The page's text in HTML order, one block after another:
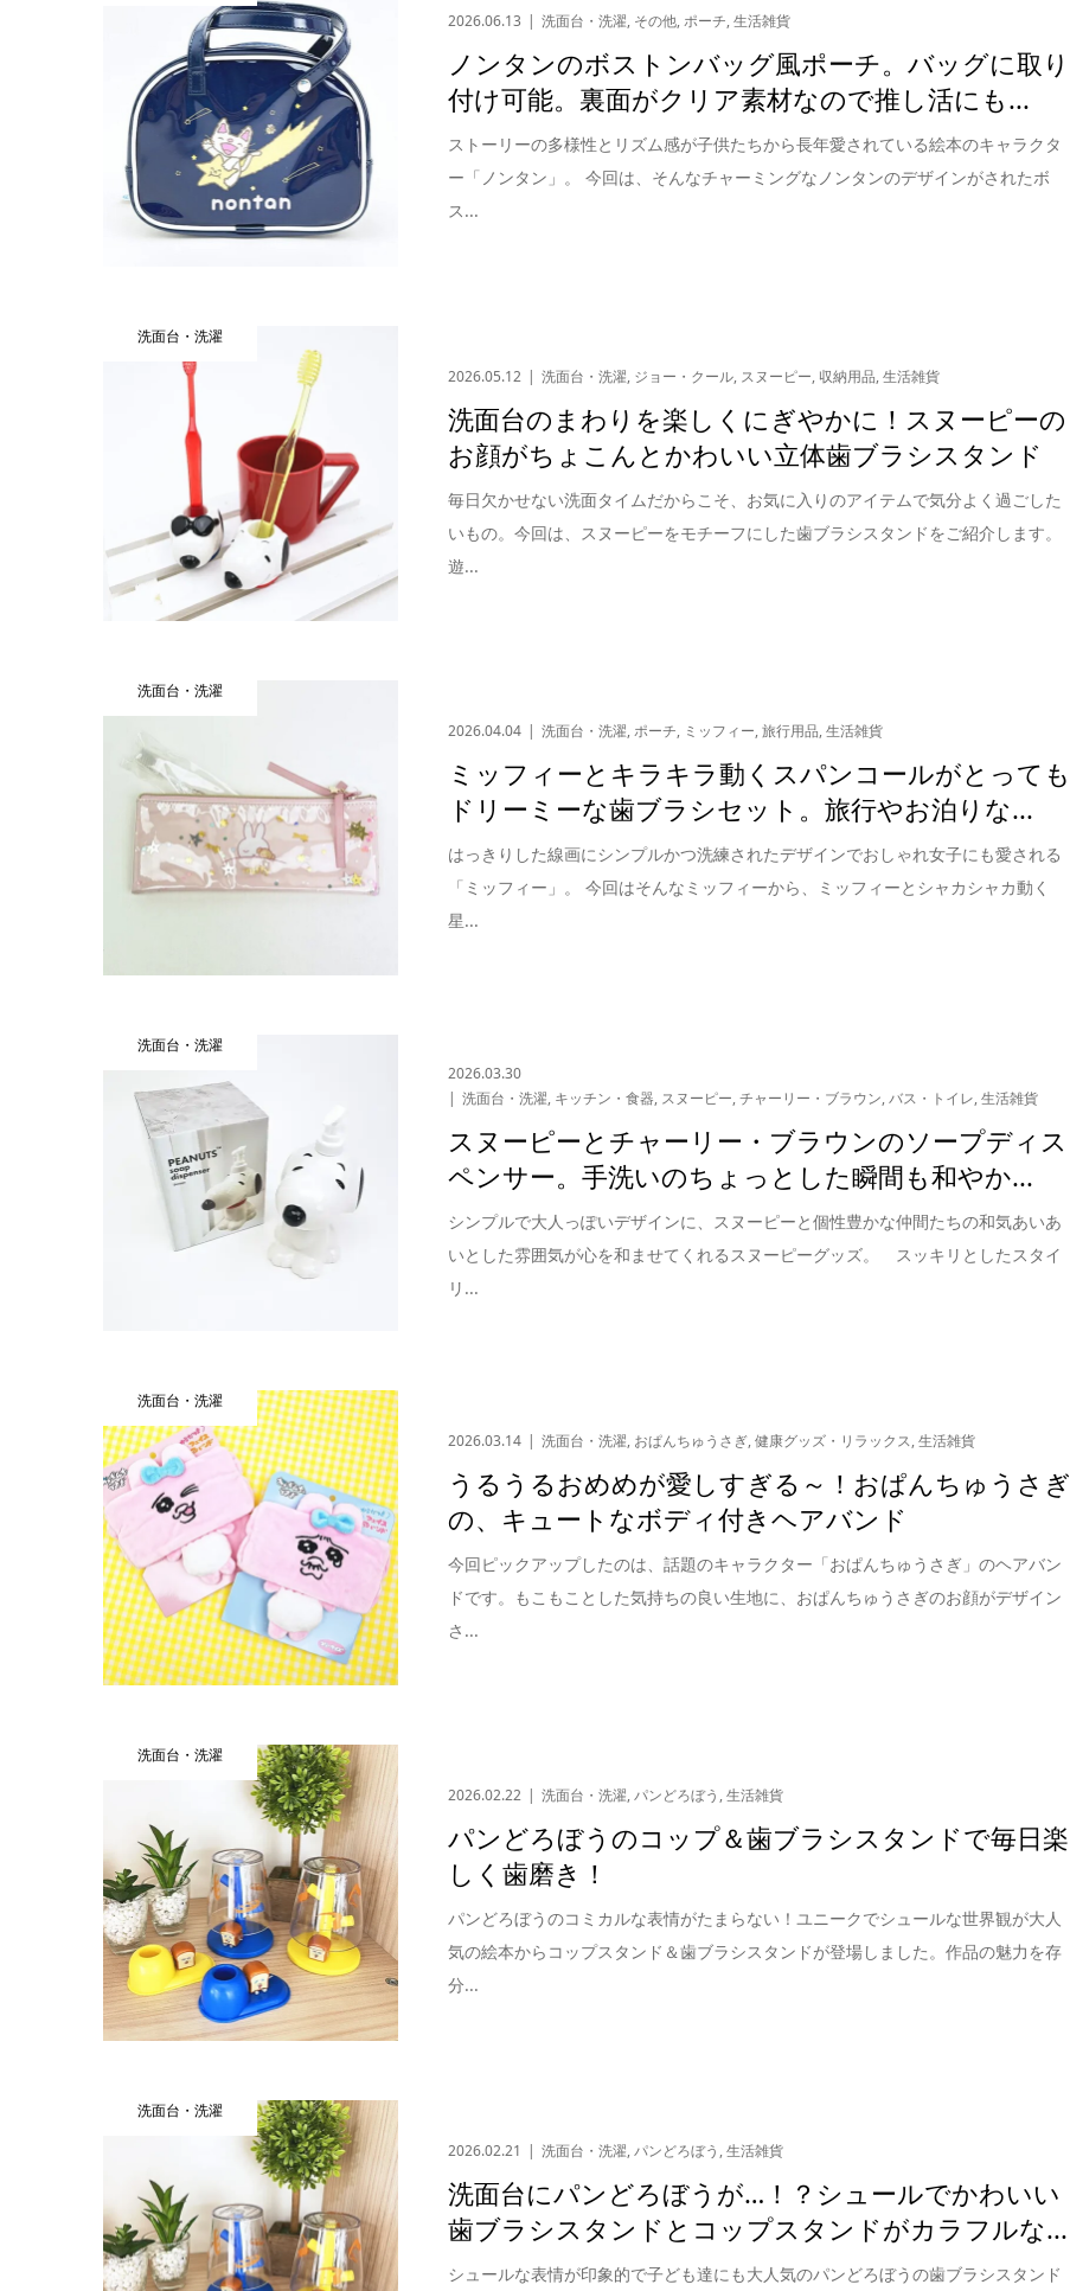
2026.06.13 洗面台・洗濯, その他,ポーチ,生活雑貨
ノンタンのボストンバッグ風ポーチ。バッグに取り
付け可能。裏面がクリア素材なので推し活にも...
ストーリーの多様性とリズム感が子供たちから長年愛されている絵本のキャラクタ
ー「ノンタン」。 今回は、そんなチャーミングなノンタンのデザインがされたボ
ス...
洗面台・洗濯
2026.05.12 洗面台・洗濯, ジョー・クール, スヌーピー, 収納用品,生活雑貨
洗面台のまわりを楽しくにぎやかに！スヌーピーの
お顔がちょこんとかわいい立体歯ブラシスタンド
毎日欠かせない洗面タイムだからこそ、お気に入りのアイテムで気分よく過ごした
いもの。今回は、スヌーピーをモチーフにした歯ブラシスタンドをご紹介します。
遊...
洗面台・洗濯
2026.04.04 洗面台・洗濯,ポーチ, ミッフィー,旅行用品,生活雑貨
ミッフィーとキラキラ動くスパンコールがとっても
ドリーミーな歯ブラシセット。旅行やお泊りな...
はっきりした線画にシンプルかつ洗練されたデザインでおしゃれ女子にも愛される
「ミッフィー」。 今回はそんなミッフィーから、ミッフィーとシャカシャカ動く
星...
洗面台・洗濯
2026.03.30
洗面台・洗濯, キッチン・食器, スヌーピー,チャーリー・ブラウン,バス・トイレ,生活雑貨
スヌーピーとチャーリー・ブラウンのソープディス
ペンサー。手洗いのちょっとした瞬間も和やか...
シンプルで大人っぽいデザインに、スヌーピーと個性豊かな仲間たちの和気あいあ
いとした雰囲気が心を和ませてくれるスヌーピーグッズ。 スッキリとしたスタイ
リ...
洗面台・洗濯
2026.03.14 洗面台・洗濯, おぱんちゅうさぎ,健康グッズ・リラックス,生活雑貨
うるうるおめめが愛しすぎる～！おぱんちゅうさぎ
の、キュートなボディ付きヘアバンド
今回ピックアップしたのは、話題のキャラクター「おぱんちゅうさぎ」のヘアバン
ドです。もこもことした気持ちの良い生地に、おぱんちゅうさぎのお顔がデザイン
さ...
洗面台・洗濯
2026.02.22 洗面台・洗濯,パンどろぼう,生活雑貨
パンどろぼうのコップ＆歯ブラシスタンドで毎日楽
しく歯磨き！
パンどろぼうのコミカルな表情がたまらない！ユニークでシュールな世界観が大人
気の絵本からコップスタンド＆歯ブラシスタンドが登場しました。作品の魅力を存
分...
洗面台・洗濯
2026.02.21 洗面台・洗濯,パンどろぼう ,生活雑貨
洗面台にパンどろぼうが…！？シュールでかわいい
歯ブラシスタンドとコップスタンドがカラフルな...
シュールな表情が印象的で子ども達にも大人気のパンどろぼうの歯ブラシスタンド